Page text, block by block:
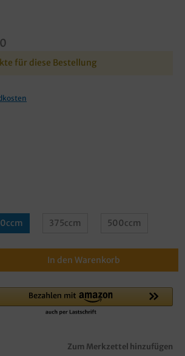
für diese Bestellung
375ccm 500ccm
In den Warenkorb
Zum Merkzettel hinzufügen